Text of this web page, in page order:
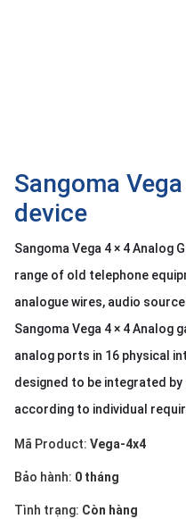
Sangoma
device
Sangoma Vega 4 × 4 Analog
range of old telephone
analogue wires, audio
Sangoma Vega 4 × 4 Analog
analog ports in 16 physical
designed to be integrated
according to individual
Mã Product: Vega-4x4
Bảo hành: 0 tháng
Tình trạng: Còn hàng
Contact
Giới
thiệu
Tiếng
English